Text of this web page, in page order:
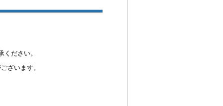
ださい。
ざいます。